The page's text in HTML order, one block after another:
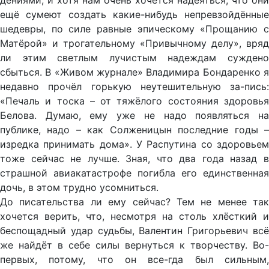
ещё сумеют создать какие-нибудь непревзойдённые
шедевры, по силе равные эпическому «Прощанию с
Матёрой» и трогательному «Привычному делу», вряд
ли этим светлым лучистым надеждам суждено
сбыться. В «Живом журнале» Владимира Бондаренко я
недавно прочёл горькую неутешительную за-пись:
«Печаль и тоска – от тяжёлого состояния здоровья
Белова. Думаю, ему уже не надо появляться на
публике, надо – как Солженицын последние годы –
изредка принимать дома». У Распутина со здоровьем
тоже сейчас не лучше. Зная, что два года назад в
страшной авиакатастрофе погибла его единственная
дочь, в этом трудно усомниться.
До писательства ли ему сейчас? Тем не менее так
хочется верить, что, несмотря на столь хлёсткий и
беспощадный удар судьбы, Валентин Григорьевич всё
же найдёт в себе силы вернуться к творчеству. Во-
первых, потому, что он все-гда был сильным,